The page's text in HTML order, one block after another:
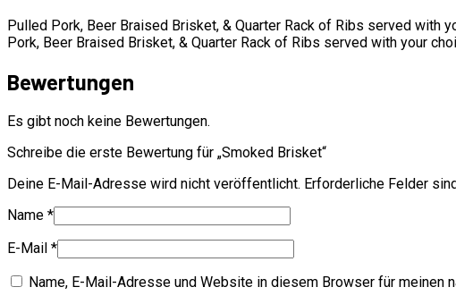
Pulled Pork, Beer Braised Brisket, & Quarter Rack of Ribs served
Pork, Beer Braised Brisket, & Quarter Rack of Ribs served with your
Bewertungen
Es gibt noch keine Bewertungen.
Schreibe die erste Bewertung für „Smoked Brisket“
Deine E-Mail-Adresse wird nicht veröffentlicht. Erforderliche Felder
Name *
E-Mail *
Name, E-Mail-Adresse und Website in diesem Browser für meinen